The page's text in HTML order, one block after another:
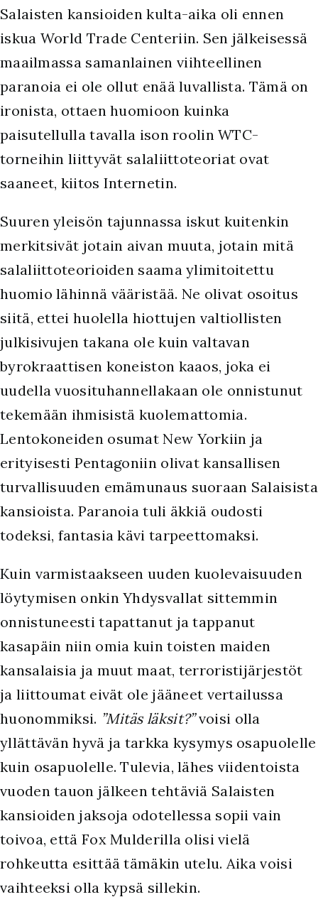
Salaisten kansioiden kulta-aika oli ennen
iskua World Trade Centeriin. Sen jälkeisessä
maailmassa samanlainen viihteellinen
paranoia ei ole ollut enää luvallista. Tämä on
ironista, ottaen huomioon kuinka
paisutellulla tavalla ison roolin WTC-
torneihin liittyvät salaliittoteoriat ovat
saaneet, kiitos Internetin.
Suuren yleisön tajunnassa iskut kuitenkin
merkitsivät jotain aivan muuta, jotain mitä
salaliittoteorioiden saama ylimitoitettu
huomio lähinnä vääristää. Ne olivat osoitus
siitä, ettei huolella hiottujen valtiollisten
julkisivujen takana ole kuin valtavan
byrokraattisen koneiston kaaos, joka ei
uudella vuosituhannellakaan ole onnistunut
tekemään ihmisistä kuolemattomia.
Lentokoneiden osumat New Yorkiin ja
erityisesti Pentagoniin olivat kansallisen
turvallisuuden emämunaus suoraan Salaisista
kansioista. Paranoia tuli äkkiä oudosti
todeksi, fantasia kävi tarpeettomaksi.
Kuin varmistaakseen uuden kuolevaisuuden
löytymisen onkin Yhdysvallat sittemmin
onnistuneesti tapattanut ja tappanut
kasapäin niin omia kuin toisten maiden
kansalaisia ja muut maat, terroristijärjestöt
ja liittoumat eivät ole jääneet vertailussa
huonommiksi. ”Mitäs läksit?”voisi olla
yllättävän hyvä ja tarkka kysymys osapuolelle
kuin osapuolelle. Tulevia, lähes viidentoista
vuoden tauon jälkeen tehtäviä Salaisten
kansioiden jaksoja odotellessa sopii vain
toivoa, että Fox Mulderilla olisi vielä
rohkeutta esittää tämäkin utelu. Aika voisi
vaihteeksi olla kypsä sillekin.